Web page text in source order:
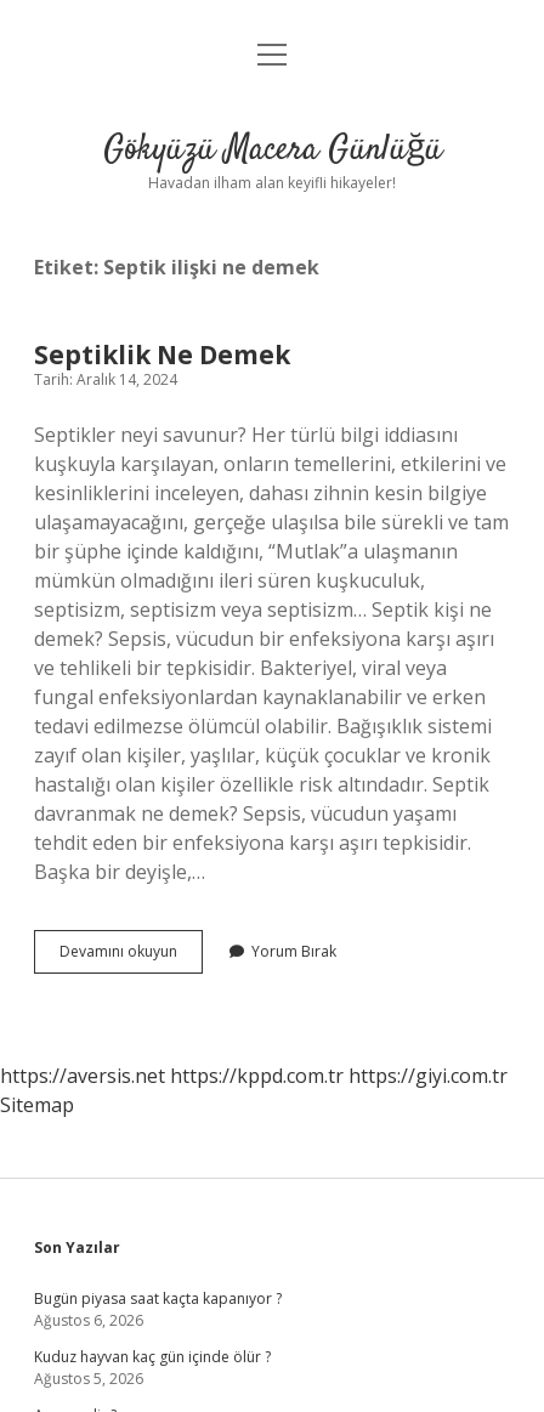
Anasayfa
Yasal Uyarı
menüyü
Gökyüzü Macera Günlüğü
Havadan ilham alan keyifli hikayeler!
Etiket: Septik ilişki ne demek
Septiklik Ne Demek
Tarih: Aralık 14, 2024
Septikler neyi savunur? Her türlü bilgi iddiasını
kuşkuyla karşılayan, onların temellerini, etkilerini ve
kesinliklerini inceleyen, dahası zihnin kesin bilgiye
ulaşamayacağını, gerçeğe ulaşılsa bile sürekli ve tam
bir şüphe içinde kaldığını, “Mutlak”a ulaşmanın
mümkün olmadığını ileri süren kuşkuculuk,
septisizm, septisizm veya septisizm… Septik kişi ne
demek? Sepsis, vücudun bir enfeksiyona karşı aşırı
ve tehlikeli bir tepkisidir. Bakteriyel, viral veya
fungal enfeksiyonlardan kaynaklanabilir ve erken
tedavi edilmezse ölümcül olabilir. Bağışıklık sistemi
zayıf olan kişiler, yaşlılar, küçük çocuklar ve kronik
hastalığı olan kişiler özellikle risk altındadır. Septik
davranmak ne demek? Sepsis, vücudun yaşamı
tehdit eden bir enfeksiyona karşı aşırı tepkisidir.
Başka bir deyişle,…
Devamını okuyun Septiklik
Ne
Yorum Bırak
https://aversis.net https://kppd.com.tr https://giyi.com.tr
Sitemap
Sidebar
Son Yazılar
Bugün piyasa saat kaçta kapanıyor ?
Ağustos 6, 2026
Kuduz hayvan kaç gün içinde ölür ?
Ağustos 5, 2026